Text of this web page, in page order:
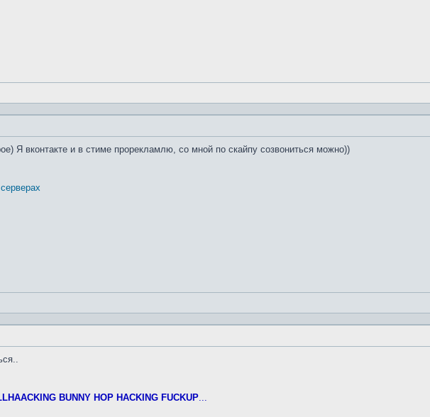
Я вконтакте и в стиме прорекламлю, со мной по скайпу созвониться можно))
BUNNY HOP HACKING FUCKUP...